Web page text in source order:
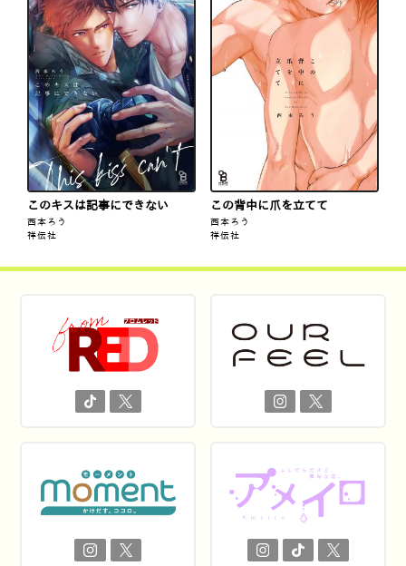
このキスは記事にできない
西本ろう
祥伝社
この背中に爪を立てて
西本ろう
祥伝社